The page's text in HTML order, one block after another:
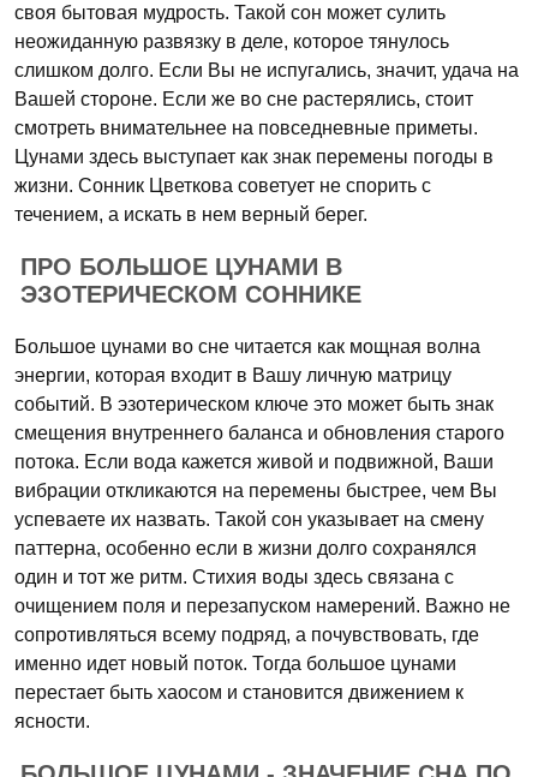
своя бытовая мудрость. Такой сон может сулить
неожиданную развязку в деле, которое тянулось
слишком долго. Если Вы не испугались, значит, удача на
Вашей стороне. Если же во сне растерялись, стоит
смотреть внимательнее на повседневные приметы.
Цунами здесь выступает как знак перемены погоды в
жизни. Сонник Цветкова советует не спорить с
течением, а искать в нем верный берег.
ПРО БОЛЬШОЕ ЦУНАМИ В
ЭЗОТЕРИЧЕСКОМ СОННИКЕ
Большое цунами во сне читается как мощная волна
энергии, которая входит в Вашу личную матрицу
событий. В эзотерическом ключе это может быть знак
смещения внутреннего баланса и обновления старого
потока. Если вода кажется живой и подвижной, Ваши
вибрации откликаются на перемены быстрее, чем Вы
успеваете их назвать. Такой сон указывает на смену
паттерна, особенно если в жизни долго сохранялся
один и тот же ритм. Стихия воды здесь связана с
очищением поля и перезапуском намерений. Важно не
сопротивляться всему подряд, а почувствовать, где
именно идет новый поток. Тогда большое цунами
перестает быть хаосом и становится движением к
ясности.